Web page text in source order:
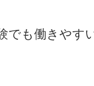
でも働きやす